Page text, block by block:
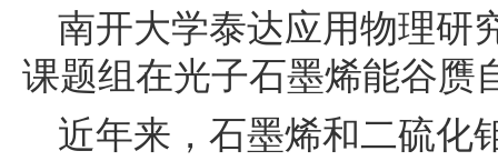
南开大学泰达应用物理研
课题组在光子石墨烯能谷赝
近年来，石墨烯和二硫化